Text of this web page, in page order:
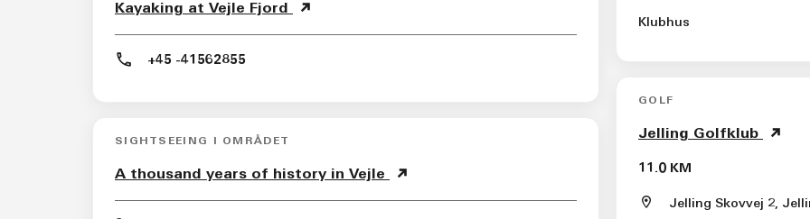
Kayaking at Vejle Fjord
+45 -41562855
SIGHTSEEING I OMRÅDET
A thousand years of history in Vejle
Klubhus
GOLF
Jelling Golfklub
11.0 KM
Jelling Skovvej 2,